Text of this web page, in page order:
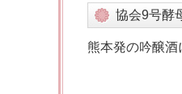
協会9号酵
熊本発の吟醸